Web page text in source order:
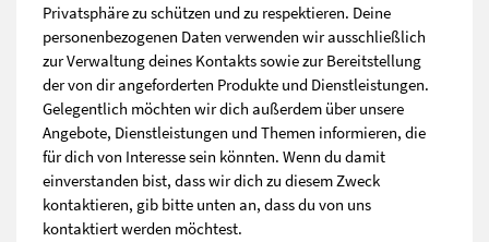
Privatsphäre zu schützen und zu respektieren. Deine
personenbezogenen Daten verwenden wir ausschließlich
zur Verwaltung deines Kontakts sowie zur Bereitstellung
der von dir angeforderten Produkte und Dienstleistungen.
Gelegentlich möchten wir dich außerdem über unsere
Angebote, Dienstleistungen und Themen informieren, die
für dich von Interesse sein könnten. Wenn du damit
einverstanden bist, dass wir dich zu diesem Zweck
kontaktieren, gib bitte unten an, dass du von uns
kontaktiert werden möchtest.